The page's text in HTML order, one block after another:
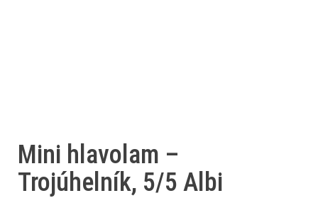
Mini hlavolam –
Trojúhelník, 5/5 Albi